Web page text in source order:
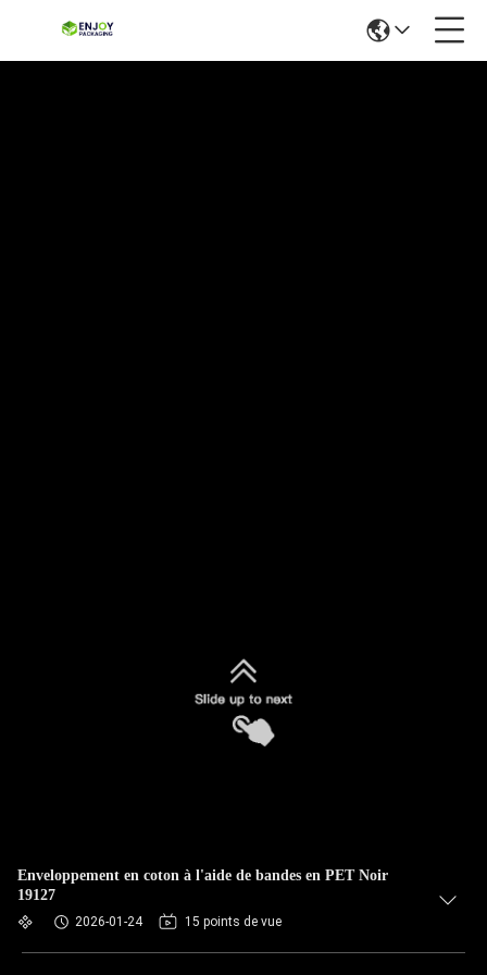
Enveloppement en coton à l'aide de bandes en PET Noir
19127
2026-01-24 15 points de vue